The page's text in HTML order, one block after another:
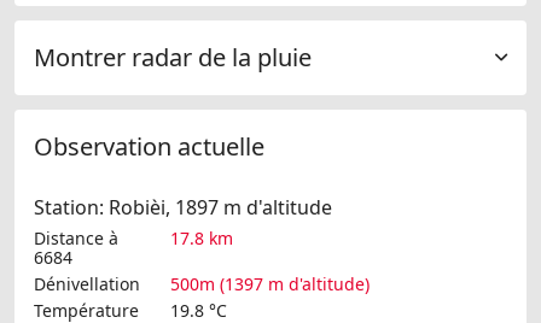
Montrer radar de la pluie
Observation actuelle
Station: Robièi, 1897 m d'altitude
Distance à
6684
17.8 km
Dénivellation
500m (1397 m d'altitude)
Température
19.8 °C